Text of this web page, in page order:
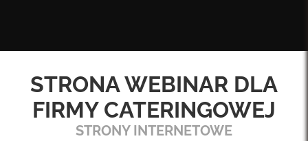
STRONA WEBINAR DLA
FIRMY CATERINGOWEJ
STRONY INTERNETOWE